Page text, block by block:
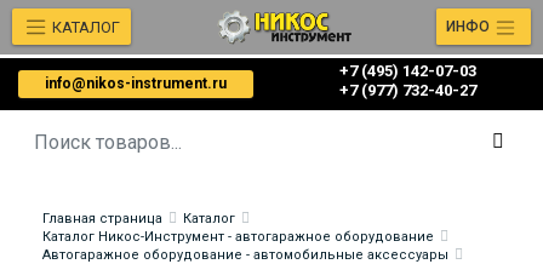
info@nikos-instrument.ru
+7 (495) 142-07-03
‎‎+7 (977) 732-40-27
КАТАЛОГ ИНФО
Главная страница
Каталог
Каталог Никос-Инструмент - автогаражное оборудование
Автогаражное оборудование - автомобильные аксессуары